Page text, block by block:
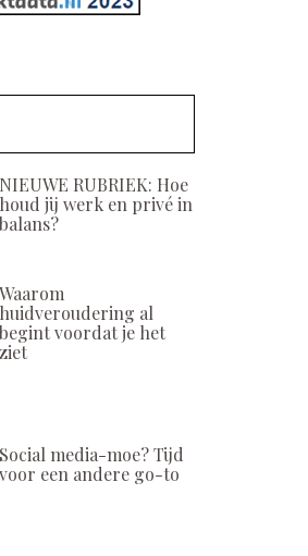
NIEUWE RUBRIEK: Hoe
houd jij werk en privé in
balans?
Waarom
huidveroudering al
begint voordat je het
ziet
Social media-moe? Tijd
voor een andere go-to